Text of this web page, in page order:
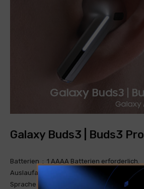
Galaxy Buds3 | Buds3 Pro
Batterien ‏ : ‎ 1 AAAA Batterien erforderlich.
Sprache ‏ : ‎ Spanisch